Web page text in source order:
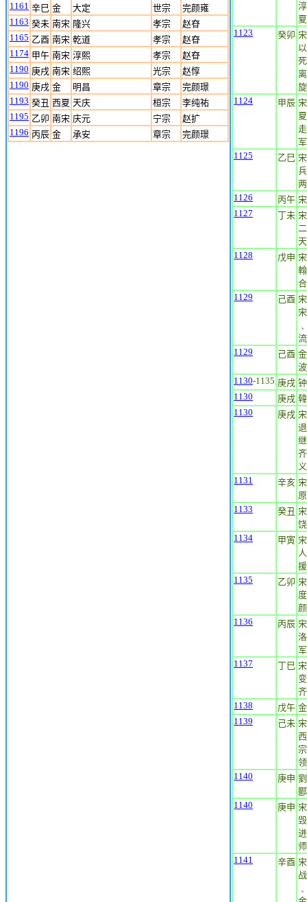
1161 辛巳 金 大定 世宗
完颜雍
1163 癸未 南宋 隆兴 孝宗
赵昚
1165 乙酉 南宋 乾道 孝宗
赵昚
1174 甲午 南宋 淳熙 孝宗
赵昚
1190 庚戌 南宋 绍熙 光宗
赵惇
1190 庚戌 金 明昌 章宗
完颜璟
1193 癸丑 西夏 天庆 桓宗
李纯祐
1195 乙卯 南宋 庆元 宁宗
赵扩
1196 丙辰 金 承安 章宗 完颜璟
1123
癸卯
1124
甲辰
1125
乙巳
1126
丙午
1127
丁未
1128
戊申
1129
己酉
1129
己酉
1130-1135 庚戌
1130
庚戌
1130
庚戌
1131
辛亥
1133
癸丑
1134
甲寅
1135
乙卯
1136
丙辰
1137
丁巳
1138
戊午
1139
己未
1140
庚申
1140
庚申
师
1141
辛酉